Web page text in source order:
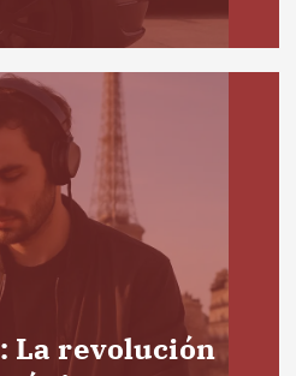
La revolución